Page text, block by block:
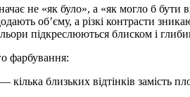
не «як було», а «як могло б бути
об’єму, а різкі контрасти
підкреслюються блиском і
фарбування:
— кілька близьких відтінків замість